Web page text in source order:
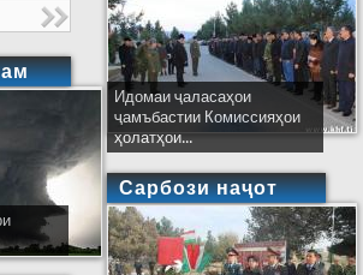
Идомаи ҷаласаҳои
ҷамъбастии Комиссияҳои
ҳолатҳои...
Сарбози наҷот